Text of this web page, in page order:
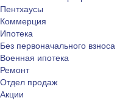
Пентхаусы
Коммерция
Ипотека
Без первоначального взноса
Военная ипотека
Ремонт
Отдел продаж
Акции